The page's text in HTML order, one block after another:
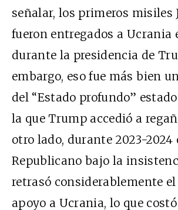
señalar, los primeros misiles
fueron entregados a Ucrania
durante la presidencia de
embargo, eso fue más bien
del “Estado profundo”
la que Trump accedió a
otro lado, durante 2023-2024
Republicano bajo la
retrasó considerablemente el
apoyo a Ucrania, lo que